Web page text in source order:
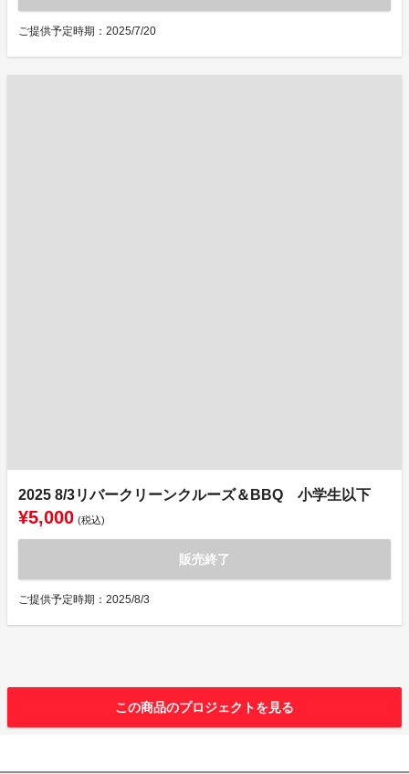
ご提供予定時期：2025/7/20
2025 8/3リバークリーンクルーズ＆BBQ 小学生以下
¥5,000 (税込)
販売終了
ご提供予定時期：2025/8/3
この商品のプロジェクトを見る